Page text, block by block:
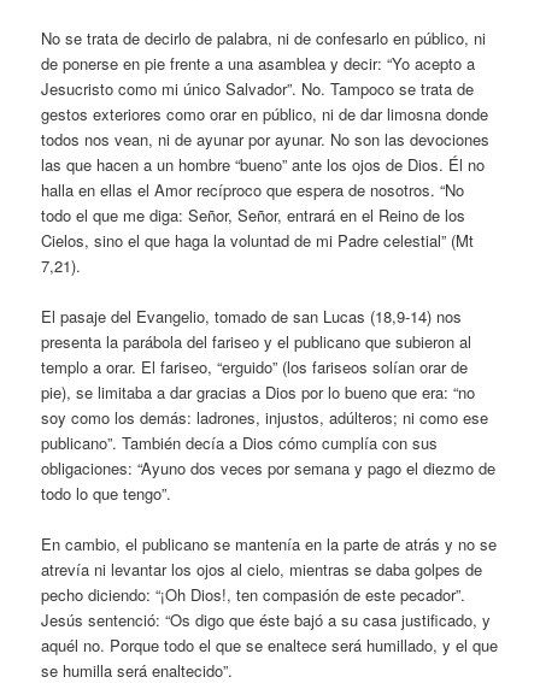
No se trata de decirlo de palabra, ni de confesarlo en público, ni
de ponerse en pie frente a una asamblea y decir: “Yo acepto a
Jesucristo como mi único Salvador”. No. Tampoco se trata de
gestos exteriores como orar en público, ni de dar limosna donde
todos nos vean, ni de ayunar por ayunar. No son las devociones
las que hacen a un hombre “bueno” ante los ojos de Dios. Él no
halla en ellas el Amor recíproco que espera de nosotros. “No
todo el que me diga: Señor, Señor, entrará en el Reino de los
Cielos, sino el que haga la voluntad de mi Padre celestial” (Mt
7,21).
El pasaje del Evangelio, tomado de san Lucas (18,9-14) nos
presenta la parábola del fariseo y el publicano que subieron al
templo a orar. El fariseo, “erguido” (los fariseos solían orar de
pie), se limitaba a dar gracias a Dios por lo bueno que era: “no
soy como los demás: ladrones, injustos, adúlteros; ni como ese
publicano”. También decía a Dios cómo cumplía con sus
obligaciones: “Ayuno dos veces por semana y pago el diezmo de
todo lo que tengo”.
En cambio, el publicano se mantenía en la parte de atrás y no se
atrevía ni levantar los ojos al cielo, mientras se daba golpes de
pecho diciendo: “¡Oh Dios!, ten compasión de este pecador”.
Jesús sentenció: “Os digo que éste bajó a su casa justificado, y
aquél no. Porque todo el que se enaltece será humillado, y el que
se humilla será enaltecido”.